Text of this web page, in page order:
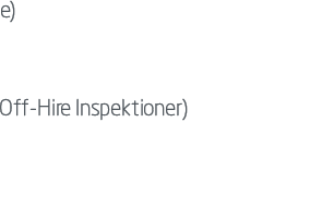
Hire Inspektioner)